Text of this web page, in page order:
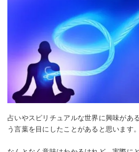
占いやスピリチュアルな世界に興味があ
う言葉を目にしたことがあると思います。